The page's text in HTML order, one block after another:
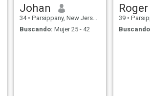
Johan
34 • Parsippany, New Jersey, Estados Unidos
Buscando: Mujer 25 - 42
Roger
39 • Parsippany,